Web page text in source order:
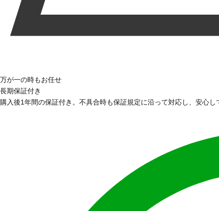
万が一の時もお任せ
長期保証付き
購入後1年間の保証付き。不具合時も保証規定に沿って対応し、安心